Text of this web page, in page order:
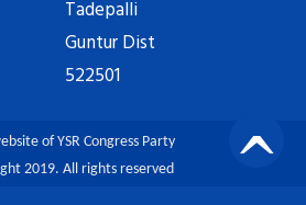
Tadepalli
Guntur Dist
522501
of YSR Congress Party
2019. All rights reserved